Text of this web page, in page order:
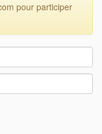
pour participer